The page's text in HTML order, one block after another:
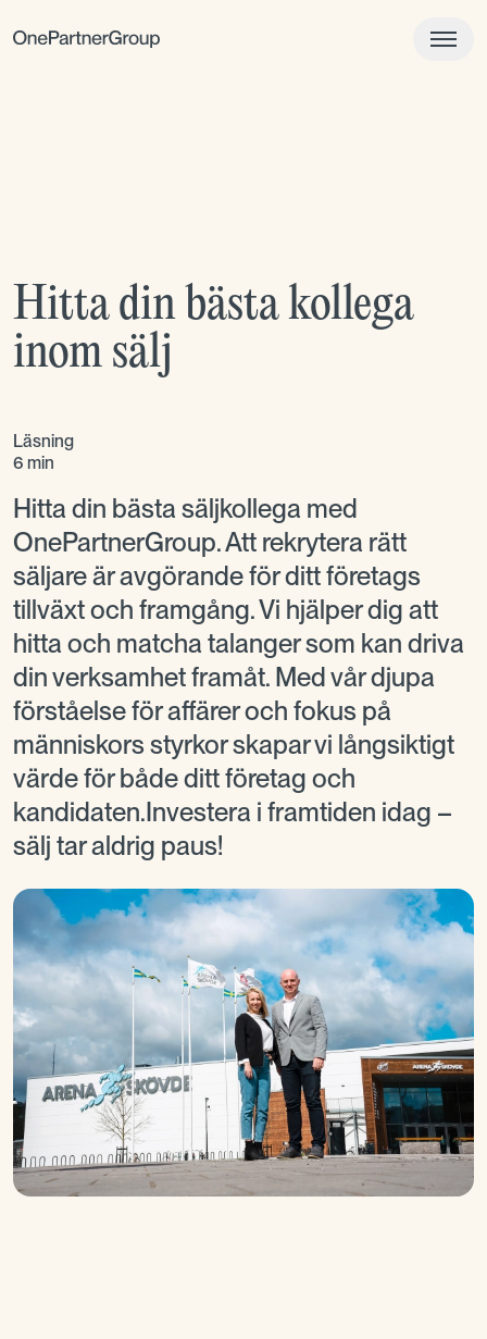
Hitta din bästa kollega
inom sälj
Läsning
6 min
Hitta din bästa säljkollega med
OnePartnerGroup. Att rekrytera rätt
säljare är avgörande för ditt företags
tillväxt och framgång. Vi hjälper dig att
hitta och matcha talanger som kan driva
din verksamhet framåt. Med vår djupa
förståelse för affärer och fokus på
människors styrkor skapar vi långsiktigt
värde för både ditt företag och
kandidaten.Investera i framtiden idag –
sälj tar aldrig paus!